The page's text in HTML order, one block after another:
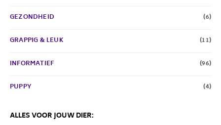
GEZONDHEID (6)
GRAPPIG & LEUK (11)
INFORMATIEF (96)
PUPPY (4)
ALLES VOOR JOUW DIER: